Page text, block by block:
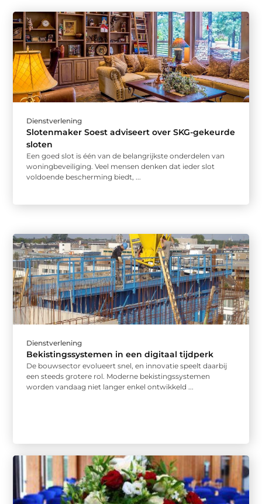
Dienstverlening
Slotenmaker Soest adviseert over SKG-gekeurde
sloten
Een goed slot is één van de belangrijkste onderdelen van
woningbeveiliging. Veel mensen denken dat ieder slot
voldoende bescherming biedt, ...
Dienstverlening
Bekistingssystemen in een digitaal tijdperk
De bouwsector evolueert snel, en innovatie speelt daarbij
een steeds grotere rol. Moderne bekistingssystemen
worden vandaag niet langer enkel ontwikkeld ...